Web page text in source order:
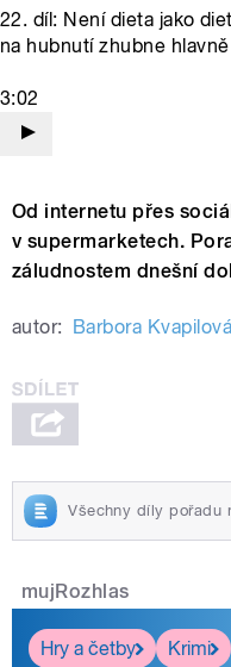
22. díl: Není dieta jako
na hubnutí zhubne
3:02
Od internetu přes
v supermarketech.
záludnostem dnešní
autor: Barbora Kvapilová
Všechny díly pořadu
mujRozhlas
Hry a četby Krimi